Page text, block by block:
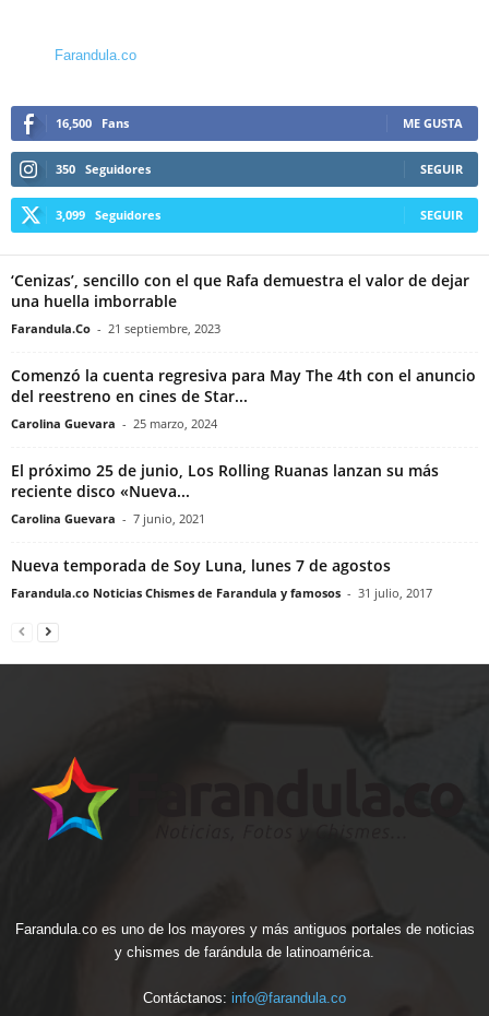
Farandula.co
16,500 Fans ME GUSTA
350 Seguidores SEGUIR
3,099 Seguidores SEGUIR
‘Cenizas’, sencillo con el que Rafa demuestra el valor de dejar
una huella imborrable
Farandula.Co - 21 septiembre, 2023
Comenzó la cuenta regresiva para May The 4th con el anuncio
del reestreno en cines de Star...
Carolina Guevara - 25 marzo, 2024
El próximo 25 de junio, Los Rolling Ruanas lanzan su más
reciente disco «Nueva...
Carolina Guevara - 7 junio, 2021
Nueva temporada de Soy Luna, lunes 7 de agostos
Farandula.co Noticias Chismes de Farandula y famosos - 31 julio, 2017
Farandula.co es uno de los mayores y más antiguos portales de noticias
y chismes de farándula de latinoamérica.
Contáctanos: info@farandula.co